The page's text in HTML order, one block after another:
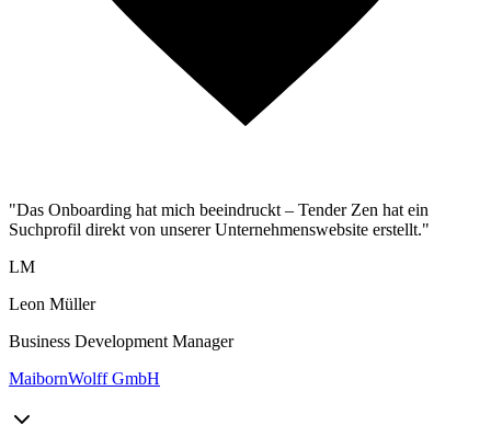
"Das Onboarding hat mich beeindruckt – Tender Zen hat ein
Suchprofil direkt von unserer Unternehmenswebsite erstellt."
LM
Leon Müller
Business Development Manager
MaibornWolff GmbH